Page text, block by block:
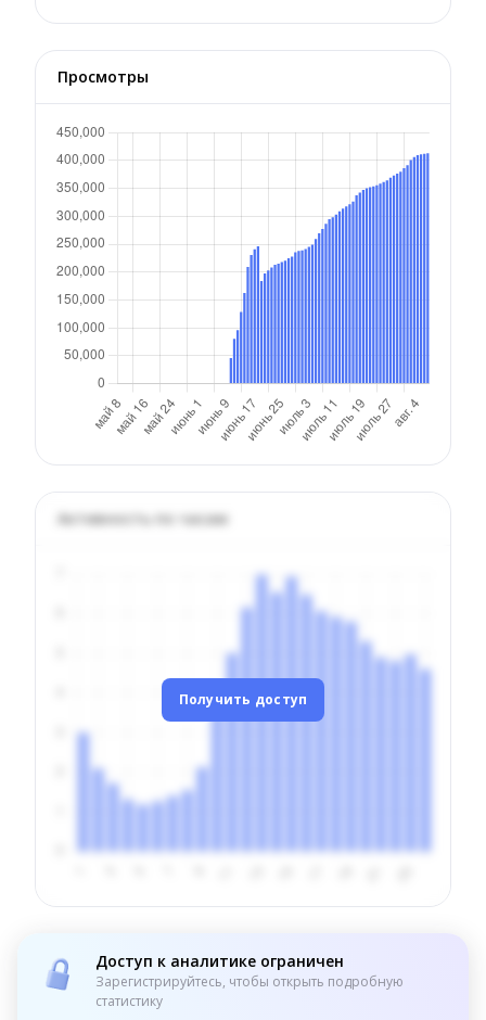
Просмотры
Активность по часам
Получить доступ
Доступ к аналитике ограничен
Зарегистрируйтесь, чтобы открыть подробную
статистику